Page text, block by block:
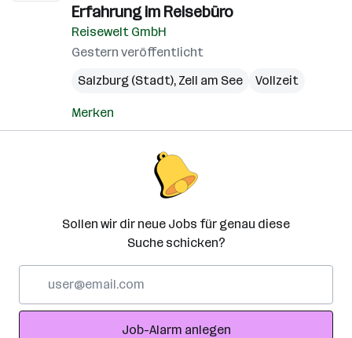
Erfahrung im Reisebüro
Reisewelt GmbH
Gestern veröffentlicht
Salzburg (Stadt), Zell am See Vollzeit
Merken
Sollen wir dir neue Jobs für genau diese
Suche schicken?
Adresse
Job-Alarm anlegen